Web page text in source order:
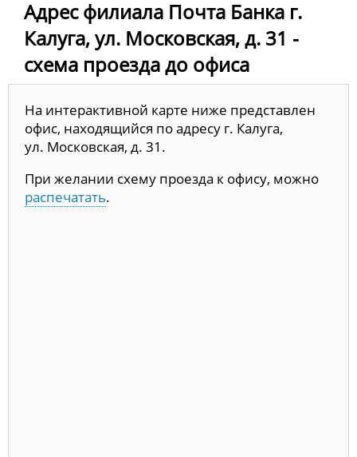
Адрес филиала Почта Банка г.
Калуга, ул. Московская, д. 31 -
схема проезда до офиса
На интерактивной карте ниже представлен
офис, находящийся по адресу г. Калуга,
ул. Московская, д. 31.
При желании схему проезда к офису, можно
распечатать.